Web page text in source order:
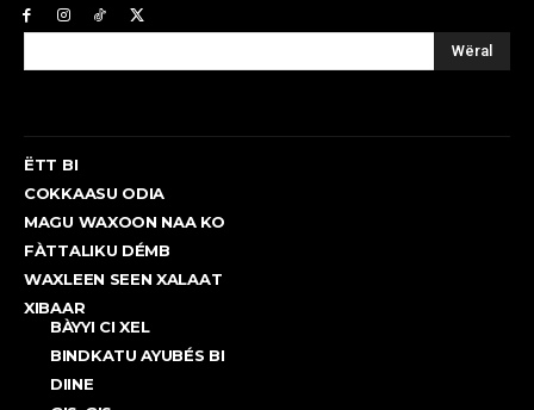
Wëral
ËTT BI
COKKAASU ODIA
MAGU WAXOON NAA KO
FÀTTALIKU DÉMB
WAXLEEN SEEN XALAAT
XIBAAR
BÀYYI CI XEL
BINDKATU AYUBÉS BI
DIINE